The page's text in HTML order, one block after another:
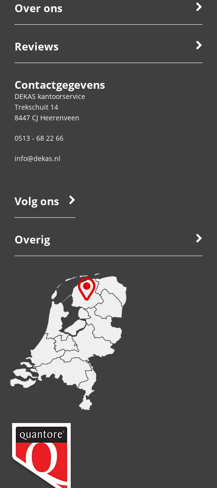
Over ons
Reviews
Contactgegevens
DEKAS kantoorservice
Trekschuit 14
8447 CJ Heerenveen
0513 - 68 22 66
info@dekas.nl
Volg ons
Overig